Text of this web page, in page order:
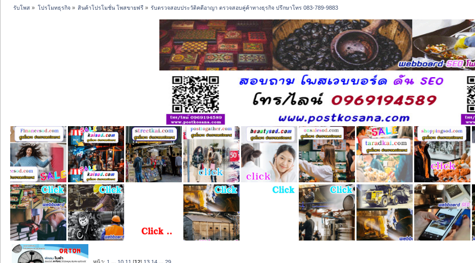
รับโพส » โปรโมทธุรกิจ» สินค้าโปรโมชั่น โพสขายฟรี» รับตรวจสอบประวัติคดีอาญา ตรวจสอบคู่ค้าทางธุรกิจ ปรึกษาโทร 083-789-9883
หน้า: 1 ... 10 11 [12] 13 14 ...29